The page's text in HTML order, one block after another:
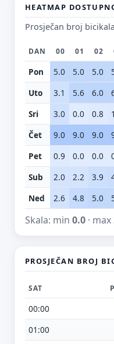
HEATMAP
Prosječan broj
DAN 00 01 02
Pon 5.0 5.0 5.0
Uto
3.1 5.6 6.0
Sri
3.0 0.0 0.8
Čet
9.0 9.0 9.0
Pet
0.9 0.0 0.0
Sub
2.0 2.2 3.9
Ned
2.6 4.8 5.0
Skala: min 0.0· max
PROSJEČAN BROJ
SAT
00:00
01:00